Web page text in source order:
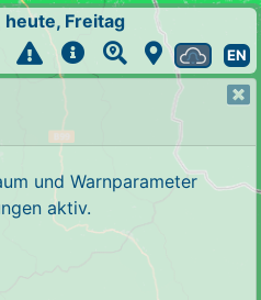
heute, Freitag
EN
und Warnparameter
aktiv.